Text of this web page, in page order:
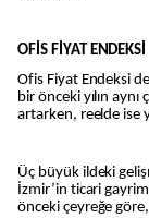
OFİS FİYAT ENDEKSİ
Ofis Fiyat Endeksi
bir önceki yılın
artarken, reelde ise
Üç büyük ildeki
İzmir’in ticari
önceki çeyreğe